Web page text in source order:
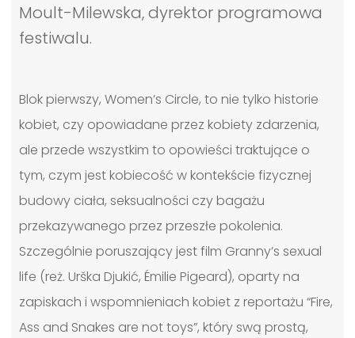
Moult-Milewska, dyrektor programowa
festiwalu.
Blok pierwszy, Women’s Circle, to nie tylko historie
kobiet, czy opowiadane przez kobiety zdarzenia,
ale przede wszystkim to opowieści traktujące o
tym, czym jest kobiecość w kontekście fizycznej
budowy ciała, seksualności czy bagażu
przekazywanego przez przeszłe pokolenia.
Szczególnie poruszający jest film Granny’s sexual
life (reż. Urška Djukić, Émilie Pigeard), oparty na
zapiskach i wspomnieniach kobiet z reportażu “Fire,
Ass and Snakes are not toys”, który swą prostą,